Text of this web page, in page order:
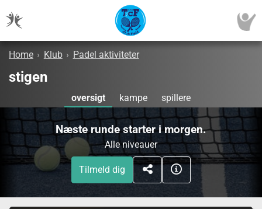
Home › Klub › Padel aktiviteter
stigen
oversigt kampe spillere
Næste runde starter i morgen.
Alle niveauer
Tilmeld dig